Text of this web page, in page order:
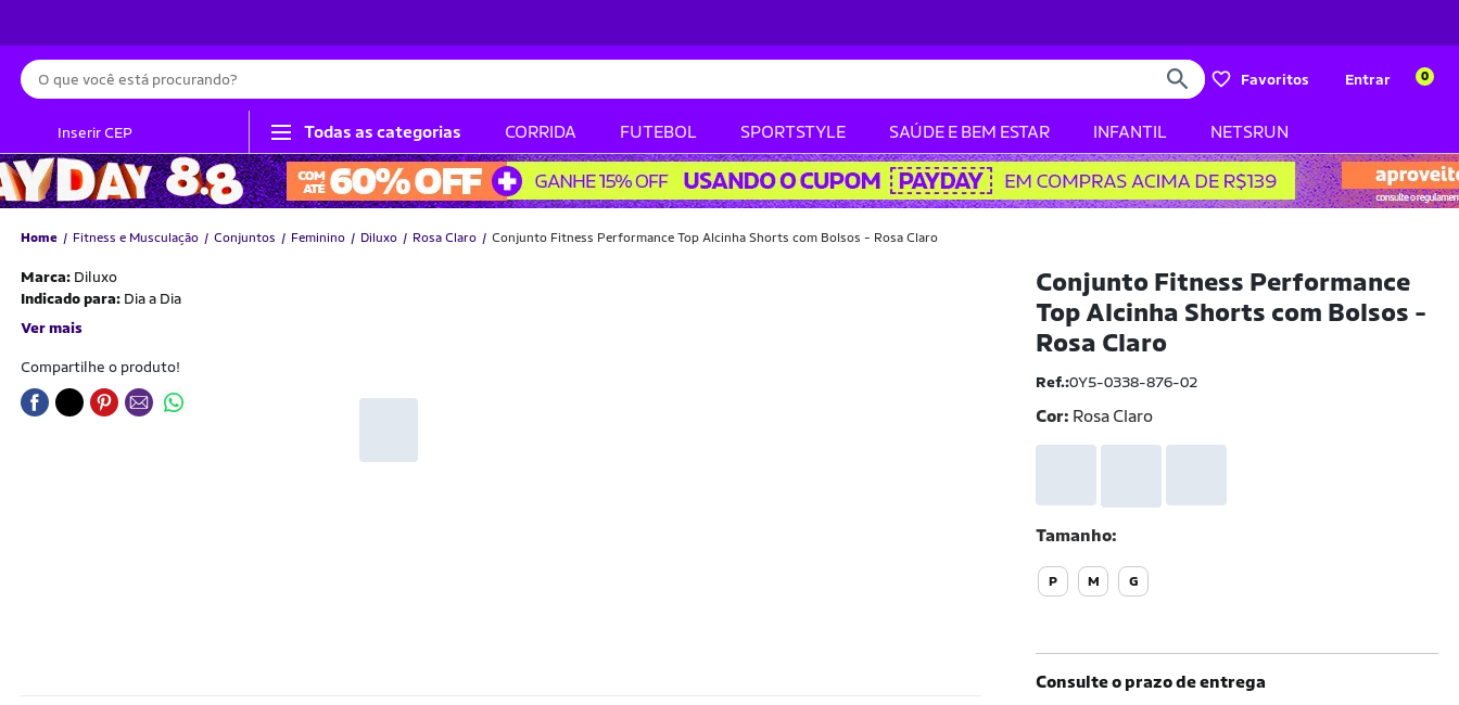
Busca
Favoritos Entrar 0
Inserir CEP Todas as categorias CORRIDA FUTEBOL SPORTSTYLE SAÚDE E BEM ESTAR INFANTIL NETSRUN
Home Fitness e Musculação Conjuntos Feminino Diluxo Rosa Claro Conjunto Fitness Performance Top Alcinha Shorts com Bolsos - Rosa Claro
Marca: Diluxo
Indicado para: Dia a Dia
Ver mais
Compartilhe o produto!
Conjunto Fitness Performance
Top Alcinha Shorts com Bolsos -
Rosa Claro
Ref.:0Y5-0338-876-02
Cor: Rosa Claro
Tamanho
P M G
Consulte o prazo de entrega